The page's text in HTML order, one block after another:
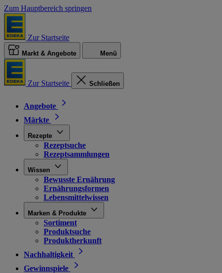
Zum Hauptbereich springen
Zur Startseite
Markt & Angebote Menü
Zur Startseite Schließen
Angebote
Märkte
Rezepte
Rezeptsuche
Rezeptsammlungen
Wissen
Bewusste Ernährung
Ernährungsformen
Lebensmittelwissen
Marken & Produkte
Sortiment
Produktsuche
Produktherkunft
Nachhaltigkeit
Gewinnspiele